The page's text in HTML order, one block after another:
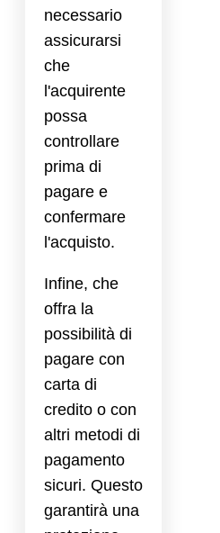
necessario
assicurarsi
che
l'acquirente
possa
controllare
prima di
pagare e
confermare
l'acquisto.
Infine, che
offra la
possibilità di
pagare con
carta di
credito o con
altri metodi di
pagamento
sicuri. Questo
garantirà una